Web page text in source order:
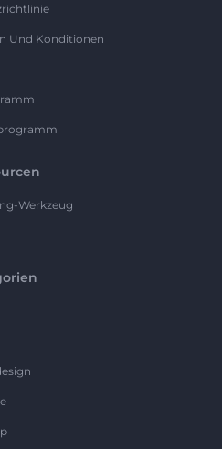
Und Konditionen
Werkzeug